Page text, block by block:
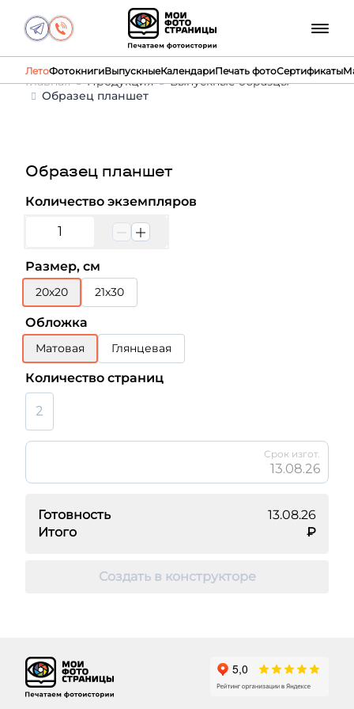
ЛетоФотокнигиВыпускныеКалендариПечать фотоСертификаты
Главная Продукция
Выпускные образцы
Образец планшет
Образец планшет
Количество экземпляров
Срок изгот.
13.08.26
Размер, см
20х20 21х30
Обложка
Матовая Глянцевая
Количество страниц
2
Готовность
13.08.26
Итого
₽
Создать в конструкторе